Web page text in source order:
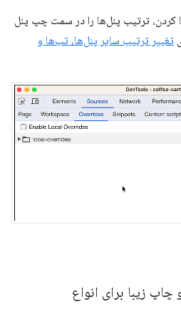
کردن، ترتیب پنل‌ها را در سمت چپ پنل
تغییر ترتیب سایر پنل‌ها، تب‌ها و
زیبا برای انواع